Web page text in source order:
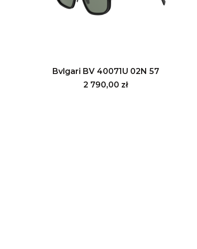
Bvlgari BV 40071U 02N 57
Cena
2 790,00 zł